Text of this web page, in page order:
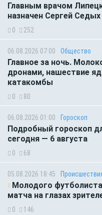
Главным врачом
назначен Сергей Седых
0 252
06.08.2026 07:00 Общество
Главное за ночь.
дронами, нашествие
катакомбы
0 80
06.08.2026 01:00 Гороскоп
Подробный гороскоп
сегодня — 6 августа
0 68
05.08.2026 18:45
Молодого
матча на глазах
0 146